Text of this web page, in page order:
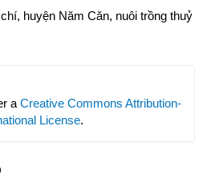
huyện Năm Căn, nuôi trồng thuỷ
a Creative Commons Attribution-
License.